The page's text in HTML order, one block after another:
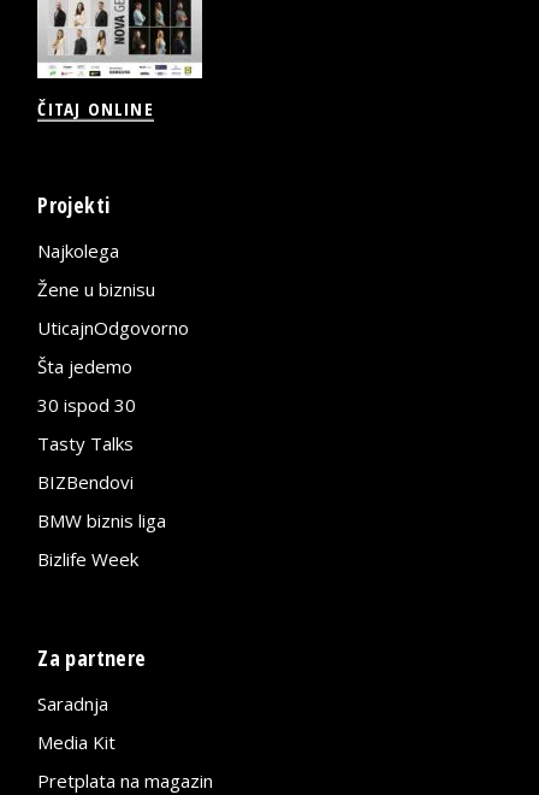
ČITAJ ONLINE
Projekti
Najkolega
Žene u biznisu
UticajnOdgovorno
Šta jedemo
30 ispod 30
Tasty Talks
BIZBendovi
BMW biznis liga
Bizlife Week
Za partnere
Saradnja
Media Kit
Pretplata na magazin